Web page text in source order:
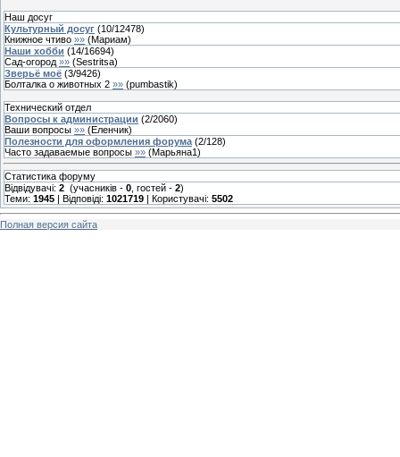
Наш досуг
Культурный досуг (10/12478)
Книжное чтиво »» (Мариам)
Наши хобби (14/16694)
Сад-огород »» (Sestritsa)
Зверьё моё (3/9426)
Болталка о животных 2 »» (pumbastik)
Технический отдел
Вопросы к администрации (2/2060)
Ваши вопросы »» (Еленчик)
Полезности для оформления форума (2/128)
Часто задаваемые вопросы »» (Марьяна1)
Статистика форуму
Відвідувачі: 2 (учасників - 0 , гостей - 2)
Теми: 1945 | Відповіді: 1021719 | Користувачі: 5502
Полная версия сайта